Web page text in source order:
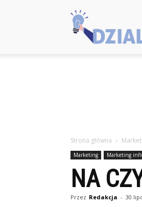
Strona główna
Marketing Marketing
NA
Przez Redakcja - 30